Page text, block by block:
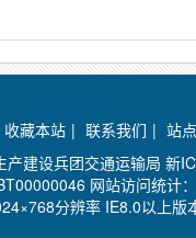
收藏本站 | 联系我们 | 站
产建设兵团交通运输局 新
网站访问统计：
分辨率 IE8.0以上版